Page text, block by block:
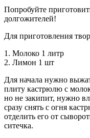
Попробуйте
долгожителей!
Для приготовления
1. Молоко 1 литр
2. Лимон 1 шт
Для начала нужно
плиту кастрюлю с
но не закипит, нужно
сразу снять с огня
отделить его от
ситечка.